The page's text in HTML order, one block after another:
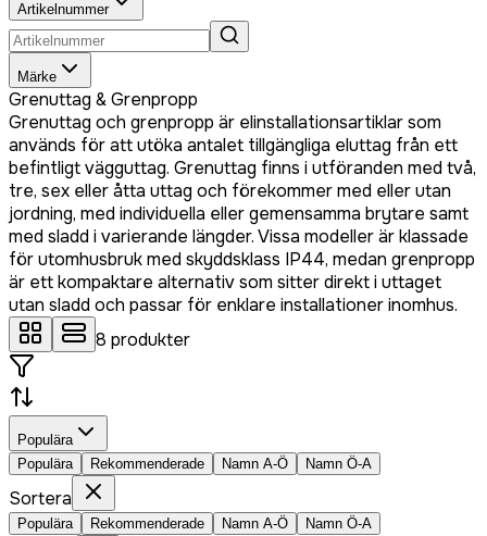
Artikelnummer
Märke
Grenuttag & Grenpropp
Grenuttag och grenpropp är elinstallationsartiklar som
används för att utöka antalet tillgängliga eluttag från ett
befintligt vägguttag. Grenuttag finns i utföranden med två,
tre, sex eller åtta uttag och förekommer med eller utan
jordning, med individuella eller gemensamma brytare samt
med sladd i varierande längder. Vissa modeller är klassade
för utomhusbruk med skyddsklass IP44, medan grenpropp
är ett kompaktare alternativ som sitter direkt i uttaget
utan sladd och passar för enklare installationer inomhus.
8 produkter
Populära
Populära
Rekommenderade Namn A-Ö Namn Ö-A
Sortera
Populära Rekommenderade Namn A-Ö Namn Ö-A